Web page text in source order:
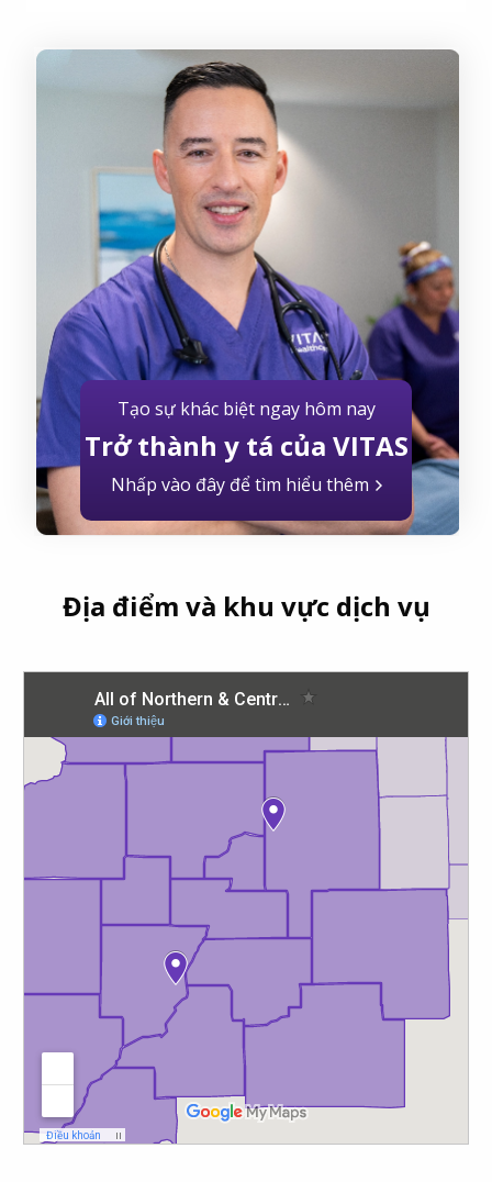
Tạo sự khác biệt ngay hôm nay
Trở thành y tá của VITAS
Nhấp vào đây để tìm hiểu thêm
Địa điểm và khu vực dịch vụ